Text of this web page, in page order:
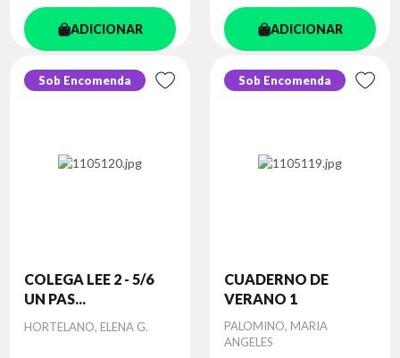
ADICIONAR ADICIONAR
Sob Encomenda
COLEGA LEE 2 - 5/6
UN PAS...
Autor
HORTELANO, ELENA G.
Sob Encomenda
CUADERNO DE
VERANO 1
Autor
PALOMINO, MARIA
ANGELES